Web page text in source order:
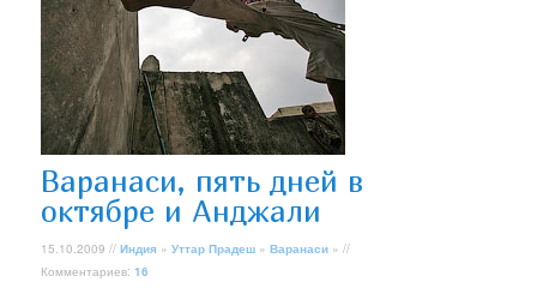
Варанаси, пять дней в
октябре и Анджали
15.10.2009 //Индия »Уттар Прадеш »Варанаси » //
Комментариев:16